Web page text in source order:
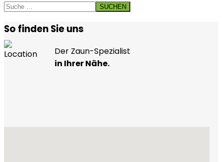
SUCHEN
So finden Sie uns
Der Zaun-Spezialist
in Ihrer Nähe.